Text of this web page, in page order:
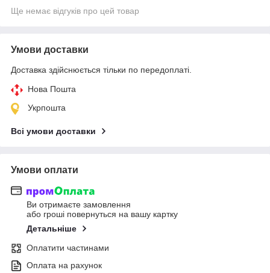
Ще немає відгуків про цей товар
Умови доставки
Доставка здійснюється тільки по передоплаті.
Нова Пошта
Укрпошта
Всі умови доставки
Умови оплати
Ви отримаєте замовлення
або гроші повернуться на вашу картку
Детальніше
Оплатити частинами
Оплата на рахунок